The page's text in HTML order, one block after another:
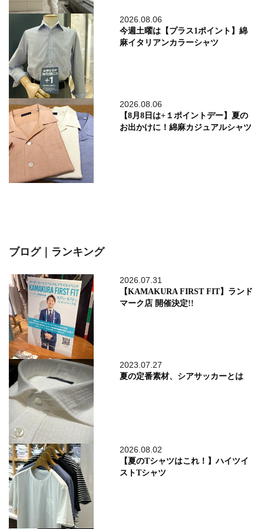
2026.08.06
今週土曜は【プラス1ポイント】綿
麻イタリアンカラーシャツ
2026.08.06
【8月8日は+１ポイントデー】夏の
お出かけに！綿麻カジュアルシャツ
ブログ｜ランキング
2026.07.31
【KAMAKURA FIRST FIT】ランド
マーク店 開催決定!!
2023.07.27
夏の定番素材、シアサッカーとは
2026.08.02
【夏のTシャツはこれ！】ハイツイ
ストTシャツ